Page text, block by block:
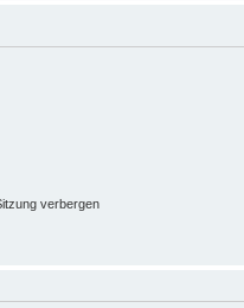
verbergen